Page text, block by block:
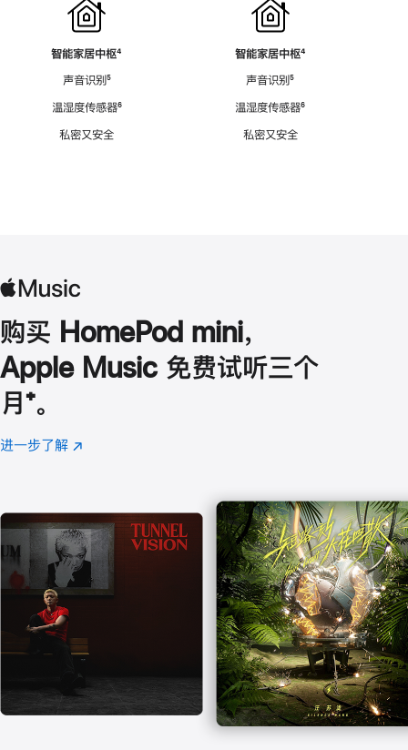
智能家居中枢脚
⁴
声音识别脚
⁵
温湿度传感器脚
⁶
私密又安全
智能家居中枢脚
⁴
声音识别脚
⁵
温湿度传感器脚
⁶
私密又安全
购买 HomePod mini，
Apple Music 免费试听三个
月 脚
注
⁺。
进一步了解 Apple
(在
口
中
打
开)